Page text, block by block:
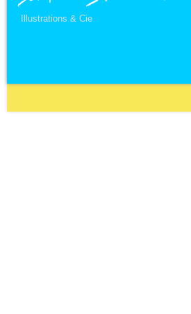
Illustrations & Cie